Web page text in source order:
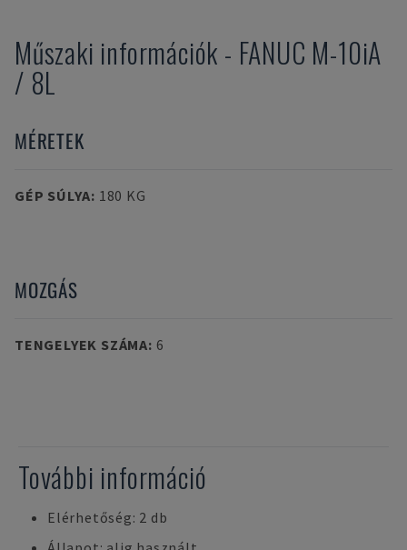
Műszaki információk - FANUC M-10iA
/ 8L
MÉRETEK
GÉP SÚLYA: 180 KG
MOZGÁS
TENGELYEK SZÁMA: 6
További információ
Elérhetőség: 2 db